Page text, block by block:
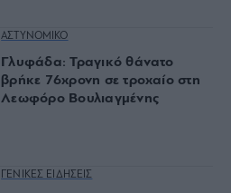
ΑΣΤΥΝΟΜΙΚΟ
Γλυφάδα: Τραγικό θάνατο
βρήκε 76χρονη σε τροχαίο στη
Λεωφόρο Βουλιαγμένης
ΓΕΝΙΚΕΣ ΕΙΔΗΣΕΙΣ